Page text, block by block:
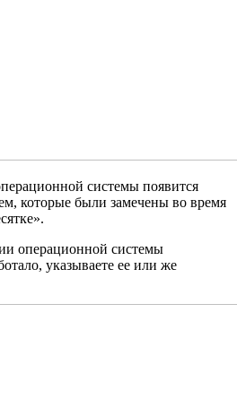
системы появится
которые были замечены во время
операционной системы
указываете ее или же